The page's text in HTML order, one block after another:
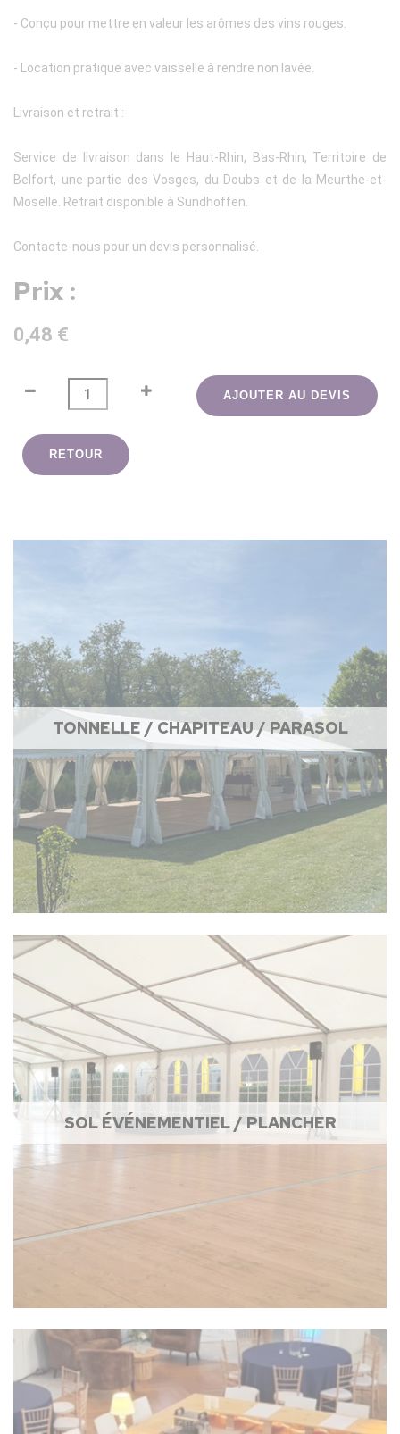
- Conçu pour mettre en valeur les arômes des vins rouges.
- Location pratique avec vaisselle à rendre non lavée.
Livraison et retrait :
Service de livraison dans le Haut-Rhin, Bas-Rhin, Territoire de
Belfort, une partie des Vosges, du Doubs et de la Meurthe-et-
Moselle. Retrait disponible à Sundhoffen.
Contacte-nous pour un devis personnalisé.
Prix :
0,48 €
AJOUTER AU DEVIS
RETOUR
TONNELLE / CHAPITEAU / PARASOL
SOL ÉVÉNEMENTIEL / PLANCHER